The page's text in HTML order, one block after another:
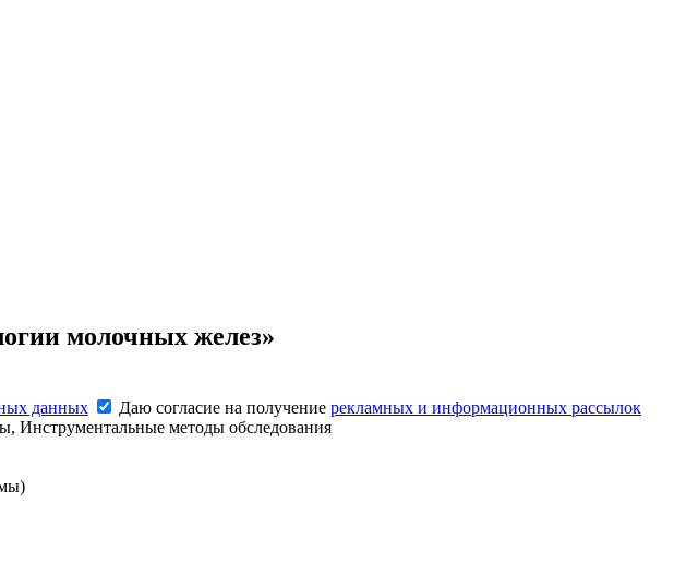
молочных желез»
данных Даю согласие на получение рекламных и информационных рассылок
Инструментальные методы обследования